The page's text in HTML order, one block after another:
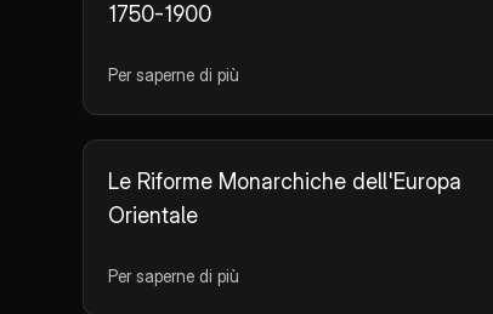
1750-1900
Per saperne di più
Le Riforme Monarchiche dell'Europa
Orientale
Per saperne di più